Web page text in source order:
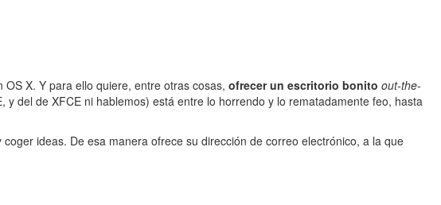
X. Y para ello quiere, entre otras cosas, ofrecer un escritorio bonito out-the-
del de XFCE ni hablemos) está entre lo horrendo y lo rematadamente feo, hasta
ideas. De esa manera ofrece su dirección de correo electrónico, a la que